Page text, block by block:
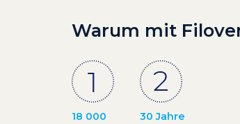
Warum mit
18 000 30 Jahre